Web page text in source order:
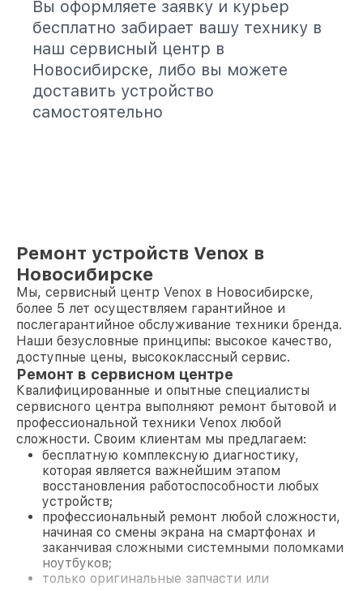
Вы оформляете заявку и курьер
бесплатно забирает вашу технику в
наш сервисный центр в
Новосибирске, либо вы можете
доставить устройство
самостоятельно
Ремонт устройств Venox в
Новосибирске
Мы, сервисный центр Venox в Новосибирске,
более 5 лет осуществляем гарантийное и
послегарантийное обслуживание техники бренда.
Наши безусловные принципы: высокое качество,
доступные цены, высококлассный сервис.
Ремонт в сервисном центре
Квалифицированные и опытные специалисты
сервисного центра выполняют ремонт бытовой и
профессиональной техники Venox любой
сложности. Своим клиентам мы предлагаем:
бесплатную комплексную диагностику,
которая является важнейшим этапом
восстановления работоспособности любых
устройств;
профессиональный ремонт любой сложности,
начиная со смены экрана на смартфонах и
заканчивая сложными системными поломками
ноутбуков;
только оригинальные запчасти или